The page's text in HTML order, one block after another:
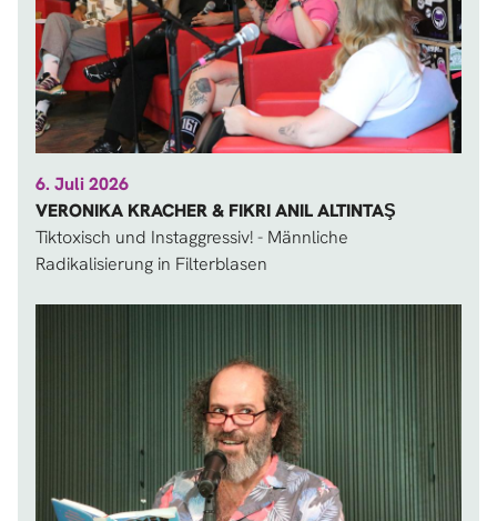
6. Juli 2026
VERONIKA KRACHER & FIKRI ANIL ALTINTAŞ
Tiktoxisch und Instaggressiv! - Männliche
Radikalisierung in Filterblasen